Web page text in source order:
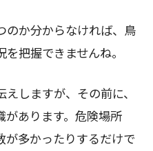
のか分からなければ、鳥
把握できませんね。
しますが、その前に、
があります。危険場所
が多かったりするだけで